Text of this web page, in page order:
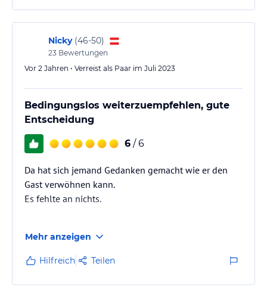
Nicky (46-50)
23 Bewertungen
Vor 2 Jahren • Verreist als Paar im Juli 2023
Bedingungslos weiterzuempfehlen, gute
Entscheidung
6 / 6
Da hat sich jemand Gedanken gemacht wie er den
Gast verwöhnen kann.
Es fehlte an nichts.
Einziger Wermutstropfen das Parken (25,- € pro Tag).
Hier sollte man sich doch überlegen ob man nicht
einen Fixpreis mit dem Eigentümer des Parkhauses
Mehr anzeigen
Hilfreich Teilen